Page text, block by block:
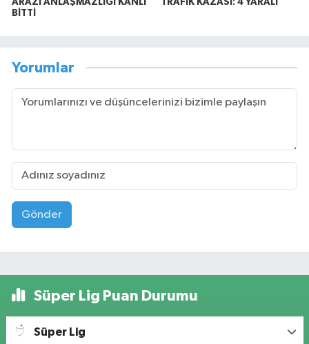
BİTTİ
Yorumlar
Gönder
Süper Lig Puan Durumu
Süper Lig